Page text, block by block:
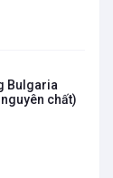
Bulgaria
chất)